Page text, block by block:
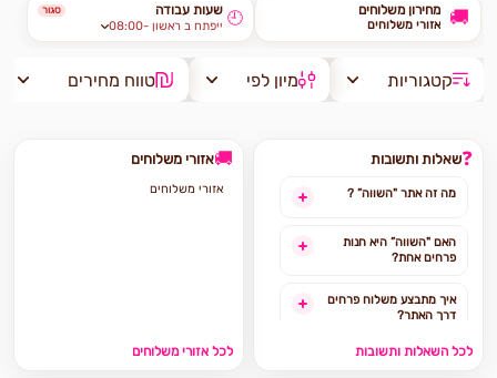
מחירון משלוחים
אזורי משלוחים 🚚 שעות עבודה סגור
08:00- ייפתח ב ראשון 🕘
קטגוריות מיון לפי טווח מחירים
❓שאלות ותשובות
מה זה אתר "השווה” ?
האם "השווה” היא חנות
פרחים אחת?
איך מתבצע משלוח פרחים
דרך האתר?
האם ניתן להזמין משלוח
לכל השאלות ותשובות
🚚אזורי משלוחים
אזורי משלוחים
לכל אזורי משלוחים